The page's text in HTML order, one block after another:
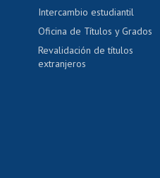
Mi Uchile
Intercambio estudiantil
Oficina de Títulos y Grados
Revalidación de títulos
extranjeros